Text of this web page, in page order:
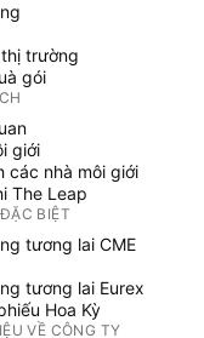
trường
gói
giới
các nhà môi giới
The Leap
BIỆT
tương lai CME
tương lai Eurex
Hoa Kỳ
VỀ CÔNG TY